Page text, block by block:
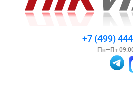
+7 (499)
Пн—Пт